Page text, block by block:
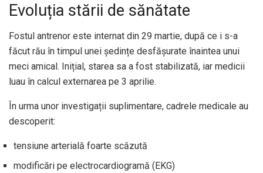
Evoluția stării de sănătate
Fostul antrenor este internat din 29 martie, după ce i s-a
făcut rău în timpul unei ședințe desfășurate înaintea unui
meci amical. Inițial, starea sa a fost stabilizată, iar medicii
luau în calcul externarea pe 3 aprilie.
În urma unor investigații suplimentare, cadrele medicale au
descoperit:
tensiune arterială foarte scăzută
modificări pe electrocardiogramă (EKG)